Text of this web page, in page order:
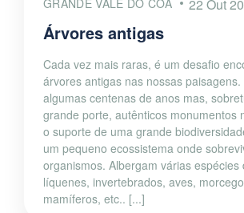
22 Out
Árvores antigas
Cada vez mais raras, é um desafio
árvores antigas nas nossas
algumas centenas de anos mas,
grande porte, autênticos monumentos
o suporte de uma grande
um pequeno ecossistema onde
organismos. Albergam várias espécies
líquenes, invertebrados, aves,
mamíferos, etc.. [...]